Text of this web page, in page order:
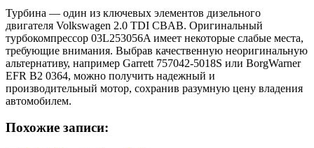
Турбина — один из ключевых элементов дизельного
двигателя Volkswagen 2.0 TDI CBAB. Оригинальный
турбокомпрессор 03L253056A имеет некоторые слабые места,
требующие внимания. Выбрав качественную неоригинальную
альтернативу, например Garrett 757042-5018S или BorgWarner
EFR B2 0364, можно получить надежный и
производительный мотор, сохранив разумную цену владения
автомобилем.
Похожие записи: